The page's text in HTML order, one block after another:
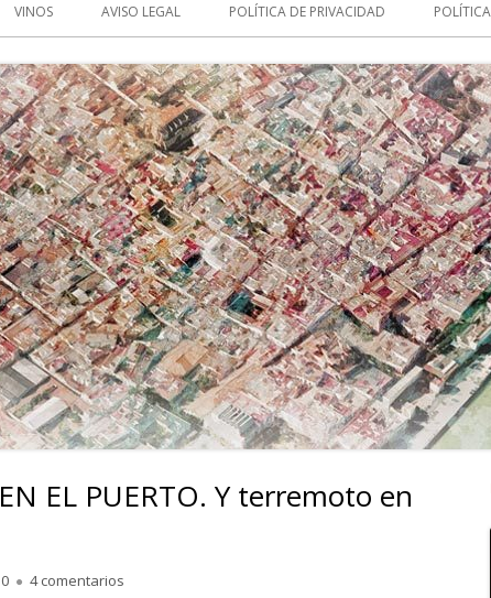
MILAGROS (2)
VINOS AVISO LEGAL POLÍTICA DE PRIVACIDAD
EL PUERTO. Y terremoto en
4 comentarios